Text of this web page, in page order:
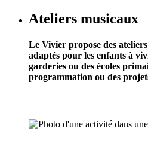
Ateliers musicaux
Le Vivier propose des
adaptés pour les enfants à
garderies ou des écoles
programmation ou des